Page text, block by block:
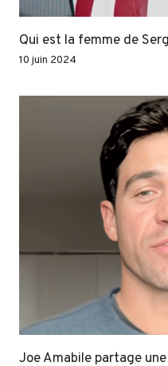
Qui est la femme de
10 juin 2024
Joe Amabile partage